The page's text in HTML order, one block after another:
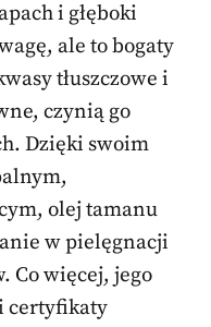
i głęboki
ale to bogaty
tłuszczowe i
czynią go
Dzięki swoim
olej tamanu
w pielęgnacji
Co więcej, jego
certyfikaty